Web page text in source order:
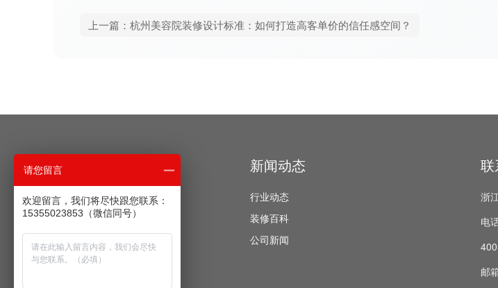
上一篇：杭州美容院装修设计标准：如何打造高客单价的信任感空间？
经典案例
办公空间
酒店公寓
餐饮空间
教育培训
新闻动态
行业动态
装修百科
公司新闻
联
浙
电
邮
请您留言
欢迎留言，我们将尽快跟您联系：
15355023853（微信同号）